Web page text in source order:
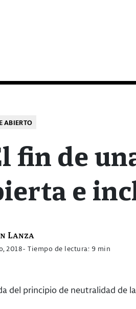
ABIERTO
fin de
e
Lanza
2018- Tiempo de lectura: 9 min
del principio de neutralidad de